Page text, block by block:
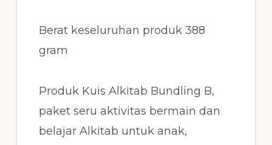
Berat keseluruhan produk 388
gram
Produk Kuis Alkitab Bundling B,
paket seru aktivitas bermain dan
belajar Alkitab untuk anak,